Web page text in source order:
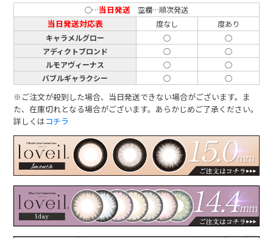
○…当日発送 空欄…順次発送
当日発送対応表 度なし
度あり
キャラメルグロー
○
○
アディクトブロンド
○
○
ルモアヴィーナス
○
○
バブルギャラクシー
○ ○
※ご注文が殺到した場合、当日発送できない場合がございます。ま
た、在庫切れとなる場合がございます。あらかじめご了承ください。
詳しくはコチラ